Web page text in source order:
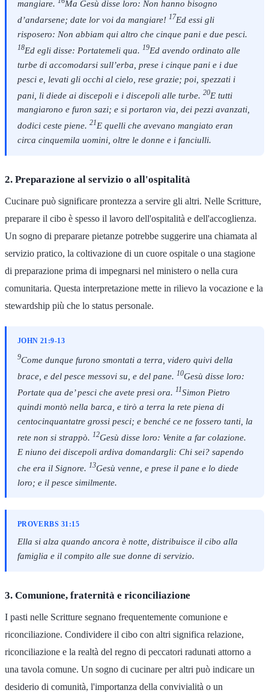
mangiare.
Ma Gesù disse loro: Non hanno bisogno
d’andarsene; date lor voi da mangiare! 17Ed essi gli
risposero: Non abbiam qui altro che cinque pani e due pesci.
18Ed egli disse: Portatemeli qua. 19Ed avendo ordinato alle
turbe di accomodarsi sull’erba, prese i cinque pani e i due
pesci e, levati gli occhi al cielo, rese grazie; poi, spezzati i
pani, li diede ai discepoli e i discepoli alle turbe. 20E tutti
mangiarono e furon sazi; e si portaron via, dei pezzi avanzati,
dodici ceste piene. 21E quelli che avevano mangiato eran
circa cinquemila uomini, oltre le donne e i fanciulli.
2. Preparazione al servizio o all'ospitalità
Cucinare può significare prontezza a servire gli altri. Nelle Scritture,
preparare il cibo è spesso il lavoro dell'ospitalità e dell'accoglienza.
Un sogno di preparare pietanze potrebbe suggerire una chiamata al
servizio pratico, la coltivazione di un cuore ospitale o una stagione
di preparazione prima di impegnarsi nel ministero o nella cura
comunitaria. Questa interpretazione mette in rilievo la vocazione e la
stewardship più che lo status personale.
JOHN 21:9-13
9Come dunque furono smontati a terra, videro quivi della
brace, e del pesce messovi su, e del pane. 10Gesù disse loro:
Portate qua de’ pesci che avete presi ora. 11Simon Pietro
quindi montò nella barca, e tirò a terra la rete piena di
centocinquantatre grossi pesci; e benché ce ne fossero tanti, la
rete non si strappò. 12Gesù disse loro: Venite a far colazione.
E niuno dei discepoli ardiva domandargli: Chi sei? sapendo
che era il Signore. 13Gesù venne, e prese il pane e lo diede
loro; e il pesce similmente.
PROVERBS 31:15
Ella si alza quando ancora è notte, distribuisce il cibo alla
famiglia e il compito alle sue donne di servizio.
3. Comunione, fraternità e riconciliazione
I pasti nelle Scritture segnano frequentemente comunione e
riconciliazione. Condividere il cibo con altri significa relazione,
riconciliazione e la realtà del regno di peccatori radunati attorno a
una tavola comune. Un sogno di cucinare per altri può indicare un
desiderio di comunità, l'importanza della convivialità o un